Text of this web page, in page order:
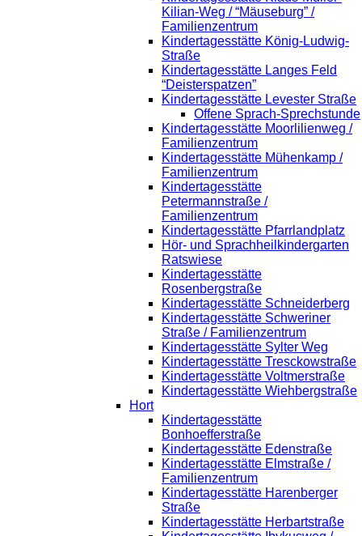
Kilian-Weg / “Mäuseburg” /
Familienzentrum
Kindertagesstätte König-Ludwig-
Straße
Kindertagesstätte Langes Feld
“Deisterspatzen”
Kindertagesstätte Levester Straße
Offene Sprach-Sprechstunde
Kindertagesstätte Moorlilienweg /
Familienzentrum
Kindertagesstätte Mühenkamp /
Familienzentrum
Kindertagesstätte
Petermannstraße /
Familienzentrum
Kindertagesstätte Pfarrlandplatz
Hör- und Sprachheilkindergarten
Ratswiese
Kindertagesstätte
Rosenbergstraße
Kindertagesstätte Schneiderberg
Kindertagesstätte Schweriner
Straße / Familienzentrum
Kindertagesstätte Sylter Weg
Kindertagesstätte Tresckowstraße
Kindertagesstätte Voltmerstraße
Kindertagesstätte Wiehbergstraße
Hort
Kindertagesstätte
Bonhoefferstraße
Kindertagesstätte Edenstraße
Kindertagesstätte Elmstraße /
Familienzentrum
Kindertagesstätte Harenberger
Straße
Kindertagesstätte Herbartstraße